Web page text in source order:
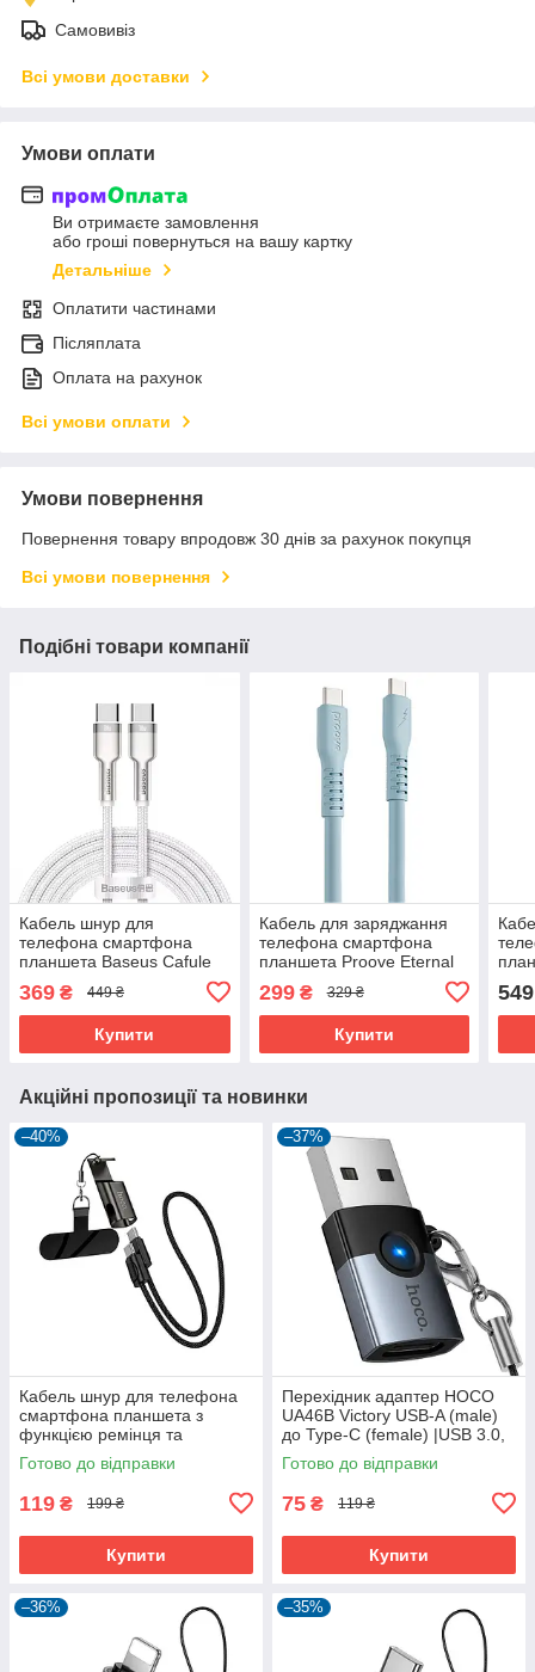
Самовивіз
Всі умови доставки
Умови оплати
Ви отримаєте замовлення
або гроші повернуться на вашу картку
Детальніше
Оплатити частинами
Післяплата
Оплата на рахунок
Всі умови оплати
Умови повернення
Повернення товару впродовж 30 днів за рахунок покупця
Всі умови повернення
Подібні товари компанії
Кабель шнур для
телефона смартфона
планшета Baseus Cafule
100W (2м)
369 ₴ 449 ₴
Купити
Кабель для заряджання
телефона смартфона
планшета Proove Eternal
(2m)
299₴ 329 ₴
Купити
549
Акційні пропозиції та новинки
–40%
Кабель шнур для телефона
смартфона планшета з
функцією ремінця та
підставки Hoco Experto X126
Force Type-C до Type-C 60W
Готово до відправки
119 ₴ 199 ₴
Купити
–37%
Перехідник адаптер HOCO
UA46B Victory USB-A (male)
до Type-C (female) |USB 3.0,
60W, LED|
Готово до відправки
75 ₴ 119 ₴
Купити
–36% –35%